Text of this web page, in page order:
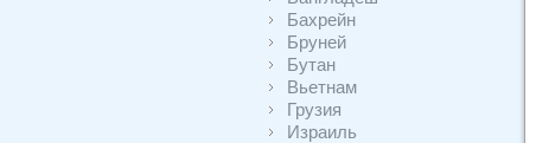
Бахрейн
Бруней
Бутан
Вьетнам
Грузия
Израиль